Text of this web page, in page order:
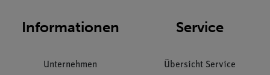
Informationen
Unternehmen
Service
Übersicht Service